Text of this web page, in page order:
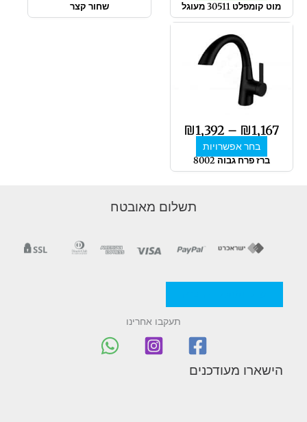
מוט קומפלט 30511 מעוגל
שחור קצר
₪1,167
–
₪1,392
טווח
בחר אפשרויות
זה
את
האפשרויות
בעמוד
ברז פרח גבוה 8002
תשלום מאובטח
תעקבו אחרינו
הישארו מעודכנים